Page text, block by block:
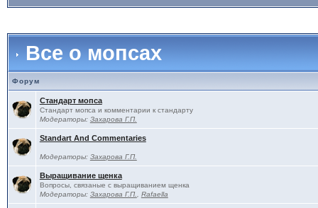
Все о мопсах
Форум
Стандарт мопса
Стандарт мопса и комментарии к стандарту
Модераторы: Захарова Г.П.
Standart And Commentaries
Модераторы: Захарова Г.П.
Выращивание щенка
Вопросы, связаные с выращиванием щенка
Модераторы: Захарова Г.П. Rafaella